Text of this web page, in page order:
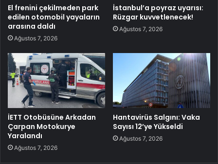
El frenini çekilmeden park
edilen otomobil yayaların
arasına daldı
Ağustos 7, 2026
İstanbul’a poyraz uyarısı:
Rüzgar kuvvetlenecek!
Ağustos 7, 2026
İETT Otobüsüne Arkadan
Çarpan Motokurye
Yaralandı
Ağustos 7, 2026
Hantavirüs Salgını: Vaka
Sayısı 12’ye Yükseldi
Ağustos 7, 2026